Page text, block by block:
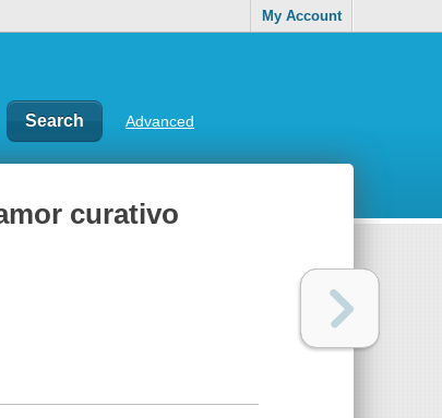
My Account
Advanced
curativo